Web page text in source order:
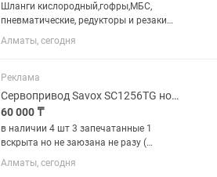
Шланги кислородный,гофры,МБС,
пневматические, редукторы и резаки
,хомуты
Алматы, сегодня
Реклама
Сервопривод Savox SC1256TG новый
60 000 ₸
в наличии 4 шт 3 запечатанные 1
вскрыта но не заюзана не разу (
вскрывал что бы проверить
комплектность много времени назад
Алматы, сегодня